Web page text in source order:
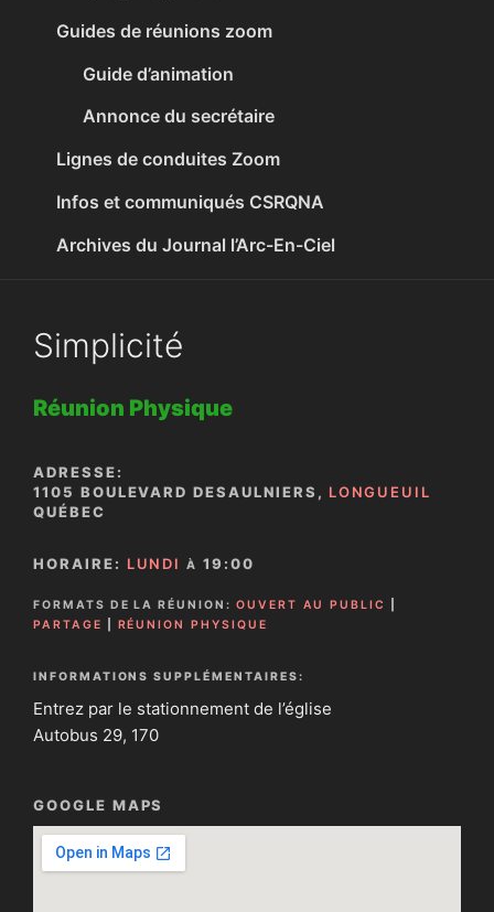
Guides de réunions zoom
Guide d’animation
Annonce du secrétaire
Lignes de conduites Zoom
Infos et communiqués CSRQNA
Archives du Journal l’Arc-En-Ciel
Simplicité
Réunion Physique
ADRESSE:
1105 BOULEVARD DESAULNIERS, LONGUEUIL
QUÉBEC
HORAIRE: LUNDI À 19:00
FORMATS DE LA RÉUNION: OUVERT AU PUBLIC
PARTAGE
RÉUNION PHYSIQUE
INFORMATIONS SUPPLÉMENTAIRES:
Entrez par le stationnement de l’église
Autobus 29, 170
GOOGLE MAPS